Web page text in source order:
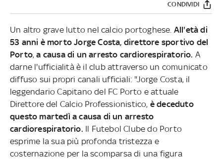
CONDIVIDI
Un altro grave lutto nel calcio portoghese. All'età di
53 anni è morto Jorge Costa, direttore sportivo del
Porto,a causa di un arresto cardiorespiratorio. A
darne l'ufficialità è il club attraverso un comunicato
diffuso sui propri canali ufficiali: "Jorge Costa, il
leggendario Capitano del FC Porto e attuale
Direttore del Calcio Professionistico, è deceduto
questo martedì a causa di un arresto
cardiorespiratorio. Il Futebol Clube do Porto
esprime la sua più profonda tristezza e
costernazione per la scomparsa di una figura